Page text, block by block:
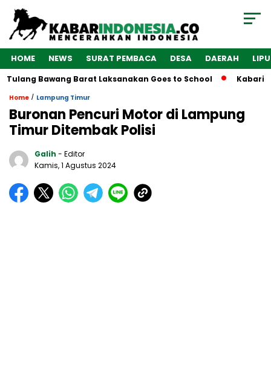
HOME NEWS SURAT PEMBACA DESA DAERAH
Bawang Barat Laksanakan Goes to School
Home / Lampung Timur
Buronan Pencuri Motor di Lampung
Timur Ditembak Polisi
Galih - Editor
Kamis, 1 Agustus 2024